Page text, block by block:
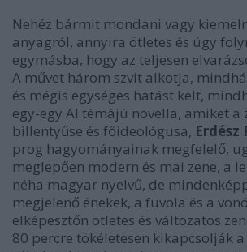
Nehéz bármit mondani vagy
anyagról, annyira ötletes és úgy
egymásba, hogy az teljesen
A művet három szvit alkotja,
és mégis egységes hatást kelt,
egy-egy AI témájú novella, amiket a
billentyűse és főideológusa, Erdész
prog hagyományainak megfelelő,
meglepően modern és mai zene, a
néha magyar nyelvű, de
megjelenő énekek, a fuvola és a
elképesztőn ötletes és változatos
80 percre tökéletesen kikapcsolják